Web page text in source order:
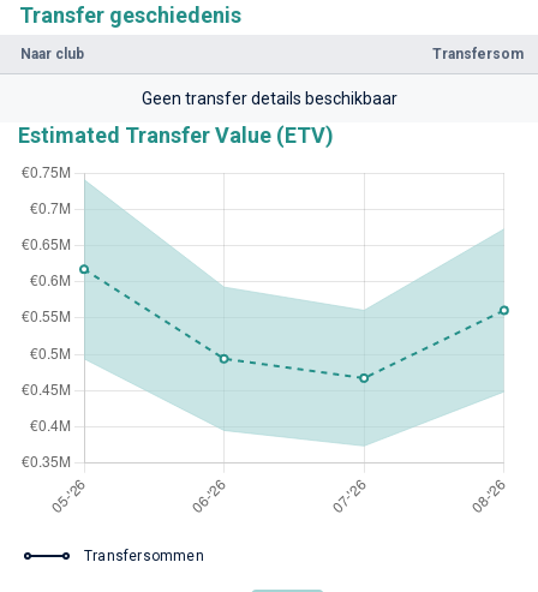
Transfer geschiedenis
Naar club Transfersom
Geen transfer details beschikbaar
Estimated Transfer Value (ETV)
Transfersommen